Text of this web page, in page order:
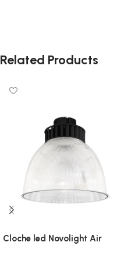
Related Products
Cloche led Novolight Air